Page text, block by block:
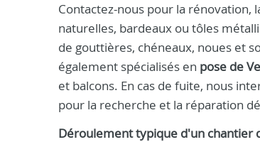
Contactez-nous pour la
naturelles, bardeaux ou tôles
de gouttières, chéneaux, noues et
également spécialisés en pose de
et balcons. En cas de fuite, nous
pour la recherche et la réparation
Déroulement typique d'un chantier